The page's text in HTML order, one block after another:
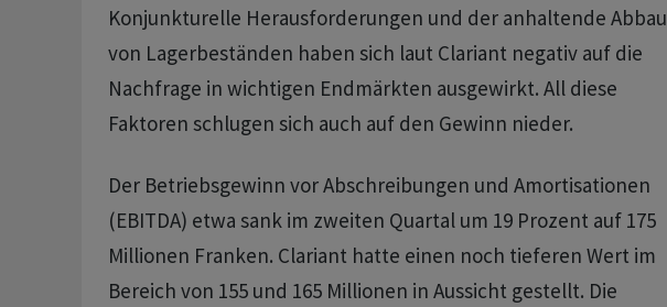
Konjunkturelle Herausforderungen und der anhaltende Abbau
von Lagerbeständen haben sich laut Clariant negativ auf die
Nachfrage in wichtigen Endmärkten ausgewirkt. All diese
Faktoren schlugen sich auch auf den Gewinn nieder.
Der Betriebsgewinn vor Abschreibungen und Amortisationen
(EBITDA) etwa sank im zweiten Quartal um 19 Prozent auf 175
Millionen Franken. Clariant hatte einen noch tieferen Wert im
Bereich von 155 und 165 Millionen in Aussicht gestellt. Die